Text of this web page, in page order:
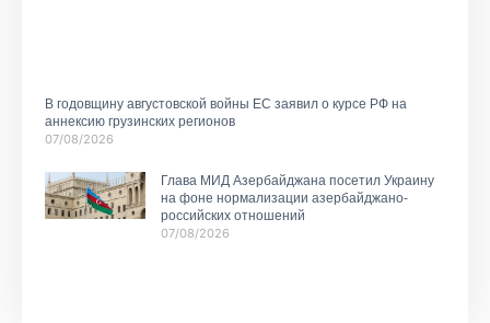
В годовщину августовской войны ЕС заявил о курсе РФ на
аннексию грузинских регионов
07/08/2026
Глава МИД Азербайджана посетил Украину
на фоне нормализации азербайджано-
российских отношений
07/08/2026